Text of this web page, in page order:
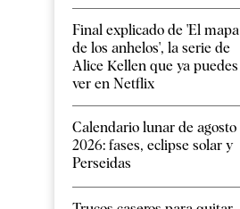
Final explicado de 'El mapa
de los anhelos', la serie de
Alice Kellen que ya puedes
ver en Netflix
Calendario lunar de agosto
2026: fases, eclipse solar y
Perseidas